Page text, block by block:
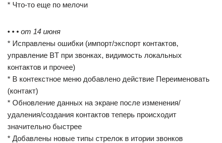
* Что-то еще по мелочи
• • • от 14 июня
* Исправлены ошибки (импорт/экспорт контактов,
управление BT при звонках, видимость локальных
контактов и прочее)
* В контекстное меню добавлено действие Переименовать
(контакт)
* Обновление данных на экране после изменения/
удаления/создания контактов теперь происходит
значительно быстрее
* Добавлены новые типы стрелок в итории звонков